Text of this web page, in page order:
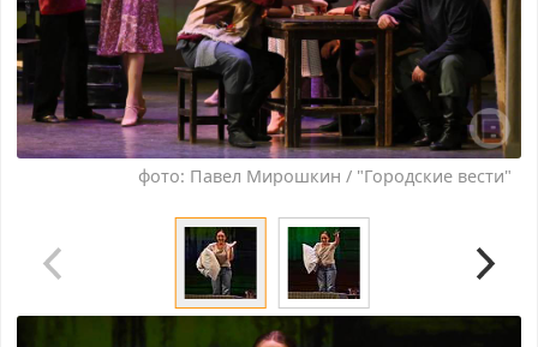
фото: Павел Мирошкин / "Городские вести"